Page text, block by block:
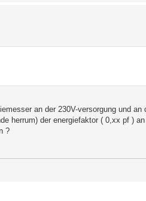
an der 230V-versorgung und an
herrum) der energiefaktor ( 0,xx pf )
?